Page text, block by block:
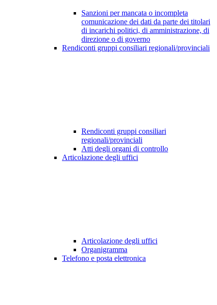
Sanzioni per mancata o incompleta
comunicazione dei dati da parte dei titolari
di incarichi politici, di amministrazione, di
direzione o di governo
Rendiconti gruppi consiliari regionali/provinciali
Rendiconti gruppi consiliari
regionali/provinciali
Atti degli organi di controllo
Articolazione degli uffici
Articolazione degli uffici
Organigramma
Telefono e posta elettronica